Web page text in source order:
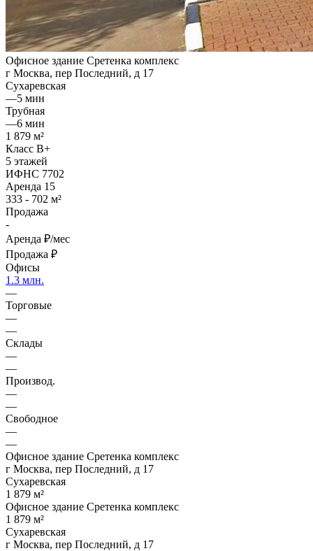
Офисное здание Сретенка комплекс
г Москва, пер Последний, д 17
Сухаревская
—5 мин
Трубная
—6 мин
1 879 м²
Класс B+
5 этажей
ИФНС 7702
Аренда 15
333 - 702 м²
Продажа
-
Аренда ₽/мес
Продажа ₽
Офисы
1.3 млн.
—
Торговые
—
—
Склады
—
—
Производ.
—
—
Свободное
—
—
Офисное здание Сретенка комплекс
г Москва, пер Последний, д 17
Сухаревская
1 879 м²
Офисное здание Сретенка комплекс
1 879 м²
Сухаревская
г Москва, пер Последний, д 17